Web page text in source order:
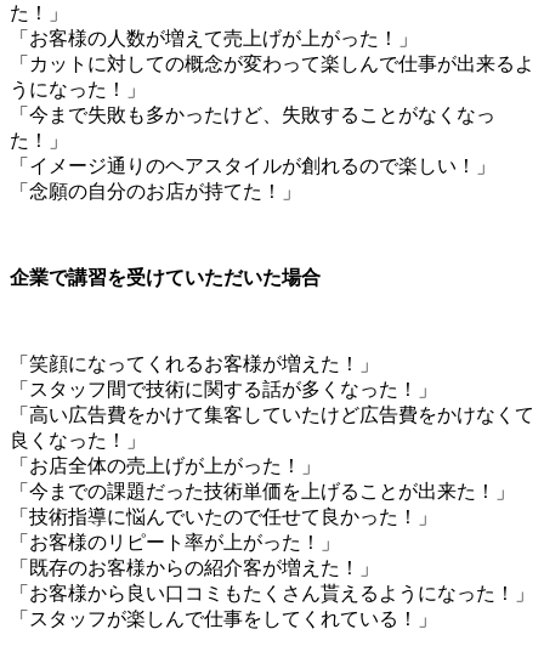
た！」
「お客様の人数が増えて売上げが上がった！」
「カットに対しての概念が変わって楽しんで仕事が出来るよ
うになった！」
「今まで失敗も多かったけど、失敗することがなくなっ
た！」
「イメージ通りのヘアスタイルが創れるので楽しい！」
「念願の自分のお店が持てた！」
企業で講習を受けていただいた場合
「笑顔になってくれるお客様が増えた！」
「スタッフ間で技術に関する話が多くなった！」
「高い広告費をかけて集客していたけど広告費をかけなくて
良くなった！」
「お店全体の売上げが上がった！」
「今までの課題だった技術単価を上げることが出来た！」
「技術指導に悩んでいたので任せて良かった！」
「お客様のリピート率が上がった！」
「既存のお客様からの紹介客が増えた！」
「お客様から良い口コミもたくさん貰えるようになった！」
「スタッフが楽しんで仕事をしてくれている！」